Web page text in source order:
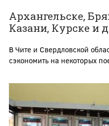
Архангельске,
Казани, Курске и
В Чите и Свердловской
сэкономить на некоторых